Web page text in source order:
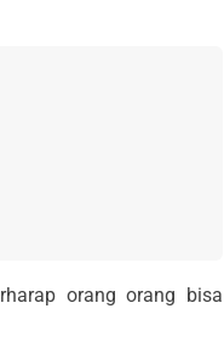
orang orang bisa